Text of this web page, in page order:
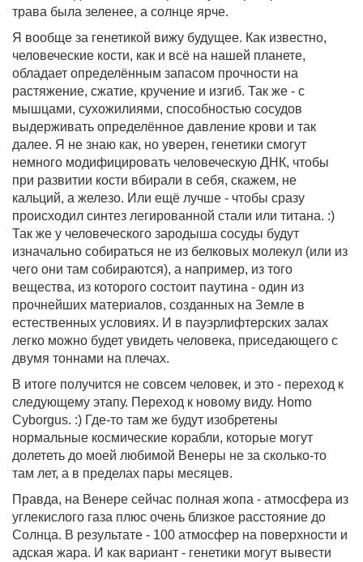
трава была зеленее, а солнце ярче.
Я вообще за генетикой вижу будущее. Как известно,
человеческие кости, как и всё на нашей планете,
обладает определённым запасом прочности на
растяжение, сжатие, кручение и изгиб. Так же - с
мышцами, сухожилиями, способностью сосудов
выдерживать определённое давление крови и так
далее. Я не знаю как, но уверен, генетики смогут
немного модифицировать человеческую ДНК, чтобы
при развитии кости вбирали в себя, скажем, не
кальций, а железо. Или ещё лучше - чтобы сразу
происходил синтез легированной стали или титана. :)
Так же у человеческого зародыша сосуды будут
изначально собираться не из белковых молекул (или из
чего они там собираются), а например, из того
вещества, из которого состоит паутина - один из
прочнейших материалов, созданных на Земле в
естественных условиях. И в пауэрлифтерских залах
легко можно будет увидеть человека, приседающего с
двумя тоннами на плечах.
В итоге получится не совсем человек, и это - переход к
следующему этапу. Переход к новому виду. Homo
Cyborgus. :) Где-то там же будут изобретены
нормальные космические корабли, которые могут
долететь до моей любимой Венеры не за сколько-то
там лет, а в пределах пары месяцев.
Правда, на Венере сейчас полная жопа - атмосфера из
углекислого газа плюс очень близкое расстояние до
Солнца. В результате - 100 атмосфер на поверхности и
адская жара. И как вариант - генетики могут вывести